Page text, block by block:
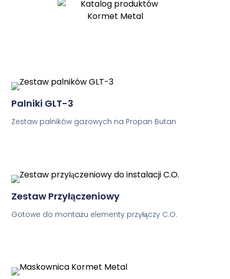
Palniki GLT-3
Zestaw palników gazowych na Propan Butan
Zestaw Przyłączeniowy
Gotowe do montażu elementy przyłączy C.O.